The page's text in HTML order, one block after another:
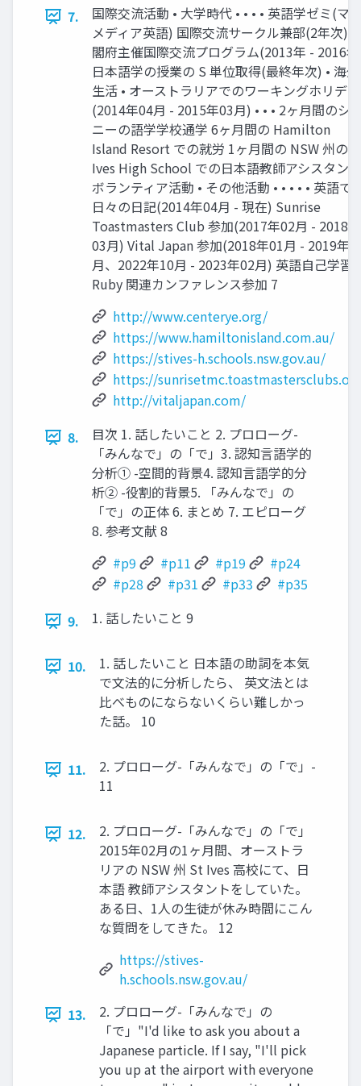
7.
国際交流活動 • 大学時代 • • • • 英語学ゼミ(マ
メディア英語) 国際交流サークル兼部(2年次)
閣府主催国際交流プログラム(2013年 - 2016
日本語学の授業の S 単位取得(最終年次) • 海外
生活 • オーストラリアでのワーキングホリデー
(2014年04月 - 2015年03月) • • • 2ヶ月間のシ
ニーの語学学校通学 6ヶ月間の Hamilton
Island Resort での就労 1ヶ月間の NSW 州の
Ives High School での日本語教師アシスタント
ボランティア活動 • その他活動 • • • • • 英語で
日々の日記(2014年04月 - 現在) Sunrise
Toastmasters Club 参加(2017年02月 - 2018年
03月) Vital Japan 参加(2018年01月 - 2019年
月、2022年10月 - 2023年02月) 英語自己学習
Ruby 関連カンファレンス参加 7
http://www.centerye.org/
https://www.hamiltonisland.com.au/
https://stives-h.schools.nsw.gov.au/
https://
http://vitaljapan.com/
8.
目次 1. 話したいこと 2. プロローグ-
「みんなで」の「で」3. 認知言語学的
分析① -空間的背景4. 認知言語学的分
析② -役割的背景5. 「みんなで」の
「で」の正体 6. まとめ 7. エピローグ
8. 参考文献 8
#p9
#p11 #p19
#p24
#p28
#p31 #p33
#p35
9.
1. 話したいこと 9
10.
1. 話したいこと 日本語の助詞を本気
で文法的に分析したら、 英文法とは
比べものにならないくらい難しかっ
た話。 10
11.
2. プロローグ-「みんなで」の「で」-
11
12.
2. プロローグ-「みんなで」の「で」
2015年02月の1ヶ月間、オーストラ
リアの NSW 州 St Ives 高校にて、日
本語 教師アシスタントをしていた。
ある日、1人の生徒が休み時間にこん
な質問をしてきた。 12
https://stives-
h.schools.nsw.gov.au/
13.
2. プロローグ-「みんなで」の
「で」"I'd like to ask you about a
Japanese particle. If I say, "I'll pick
you up at the airport with everyone